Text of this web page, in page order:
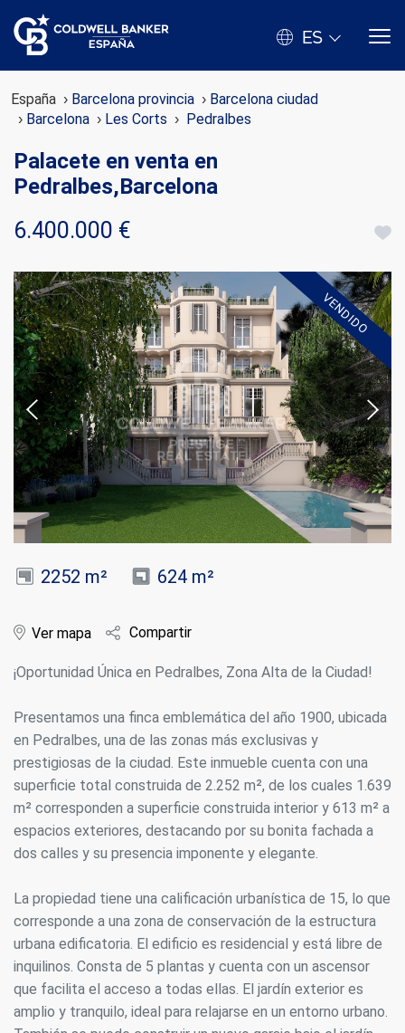
ES
España Barcelona provincia
Barcelona ciudad
Barcelona
Les Corts Pedralbes
Palacete en venta en
Pedralbes,Barcelona
6.400.000 €
VENDIDO
2252 m² 624 m²
Ver mapa Compartir
¡Oportunidad Única en Pedralbes, Zona Alta de la Ciudad!
Presentamos una finca emblemática del año 1900, ubicada
en Pedralbes, una de las zonas más exclusivas y
prestigiosas de la ciudad. Este inmueble cuenta con una
superficie total construida de 2.252 m², de los cuales 1.639
m² corresponden a superficie construida interior y 613 m² a
espacios exteriores, destacando por su bonita fachada a
dos calles y su presencia imponente y elegante.
La propiedad tiene una calificación urbanística de 15, lo que
corresponde a una zona de conservación de la estructura
urbana edificatoria. El edificio es residencial y está libre de
inquilinos. Consta de 5 plantas y cuenta con un ascensor
que facilita el acceso a todas ellas. El jardín exterior es
amplio y tranquilo, ideal para relajarse en un entorno urbano.